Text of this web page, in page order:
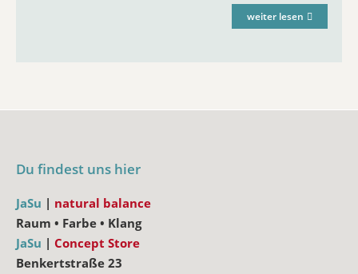
weiter lesen
Du findest uns hier
JaSu | natural balance
Raum • Farbe • Klang
JaSu | Concept Store
Benkertstraße 23